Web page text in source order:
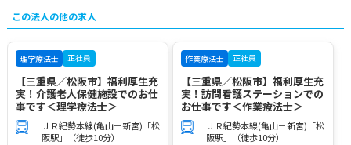
この法人の他の求人
理学療法士 正社員
【三重県／松阪市】福利厚生充
実！介護老人保健施設でのお仕
事です＜理学療法士＞
ＪＲ紀勢本線(亀山－新宮)「松
阪駅」（徒歩10分）
作業療法士 正社員
【三重県／松阪市】福利厚生充
実！訪問看護ステーションでの
お仕事です＜作業療法士＞
ＪＲ紀勢本線(亀山－新宮)「松
阪駅」（徒歩10分）